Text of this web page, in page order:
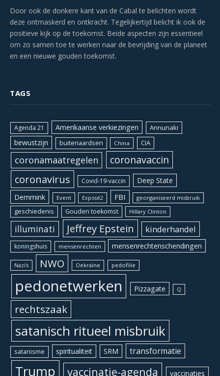
Door ook de donkere kant van de Cabal te belichten wordt
deze ontmaskerd en ontkracht. Tegelijkertijd belicht ik ook de
positieve kijk op de toekomst. Beide aspecten zijn essentieel
om zo samen toe te werken naar de bevrijding van de planeet
en een nieuwe gouden toekomst.
TAGS
Agenda 21 Amerikaanse verkiezingen Annunaki
bewustzijn buitenaardsen China CIA
coronamaatregelen coronavaccin
coronavirus Covid-19-vaccin Deep State
Demmink Event Exposé2 FBI georganiseerd misbruik
geschiedenis Gouden toekomst Hillary Clinton
illuminati Jeffrey Epstein kinderhandel
koningshuis mensenrechten mensenrechtenschendingen
Nazi's NWO Oekraïne pedofilie
pedonetwerken Pizzagate Q
rechtszaak
satanisch ritueel misbruik
satanisme spiritualiteit SRM transformatie
Trump vaccinatie-agenda vaccinaties